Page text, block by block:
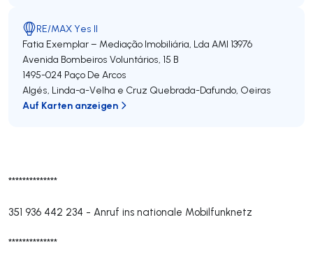
**************
351 936 442 234 - Anruf ins nationale Mobilfunknetz
**************
RE/MAX Yes II
Fatia Exemplar – Mediação Imobiliária, Lda AMI 13976
Avenida Bombeiros Voluntários, 15 B
1495-024 Paço De Arcos
Algés, Linda-a-Velha e Cruz Quebrada-Dafundo, Oeiras
Auf Karten anzeigen